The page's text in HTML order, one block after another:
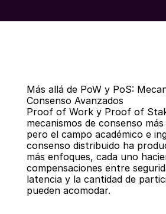
Regresar
Más allá de PoW y PoS:
Consenso Avanzados
Proof of Work y Proof of
mecanismos de consenso
pero el campo académico e
consenso distribuido ha
más enfoques, cada uno
compensaciones entre
latencia y la cantidad de
pueden acomodar.